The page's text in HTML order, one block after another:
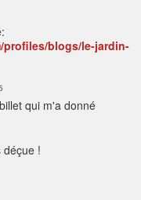
blogs/le-jardin-
qui m'a donné
déçue !